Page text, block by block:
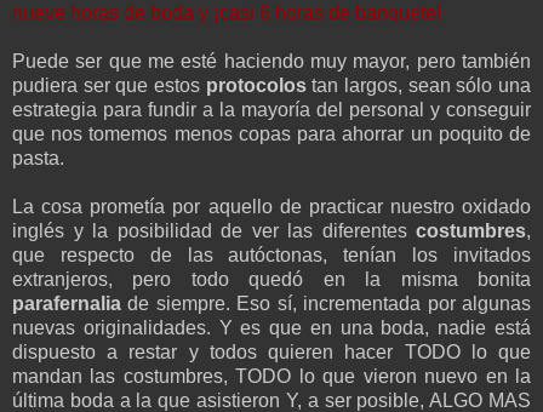
nueve horas de boda y ¡casi 6 horas de banquete!
Puede ser que me esté haciendo muy mayor, pero también
pudiera ser que estos protocolostan largos, sean sólo una
estrategia para fundir a la mayoría del personal y conseguir
que nos tomemos menos copas para ahorrar un poquito de
pasta.
La cosa prometía por aquello de practicar nuestro oxidado
inglés y la posibilidad de ver las diferentes costumbres,
que respecto de las autóctonas, tenían los invitados
extranjeros, pero todo quedó en la misma bonita
parafernalia de siempre. Eso sí, incrementada por algunas
nuevas originalidades. Y es que en una boda, nadie está
dispuesto a restar y todos quieren hacer TODO lo que
mandan las costumbres, TODO lo que vieron nuevo en la
última boda a la que asistieron Y, a ser posible, ALGO MAS